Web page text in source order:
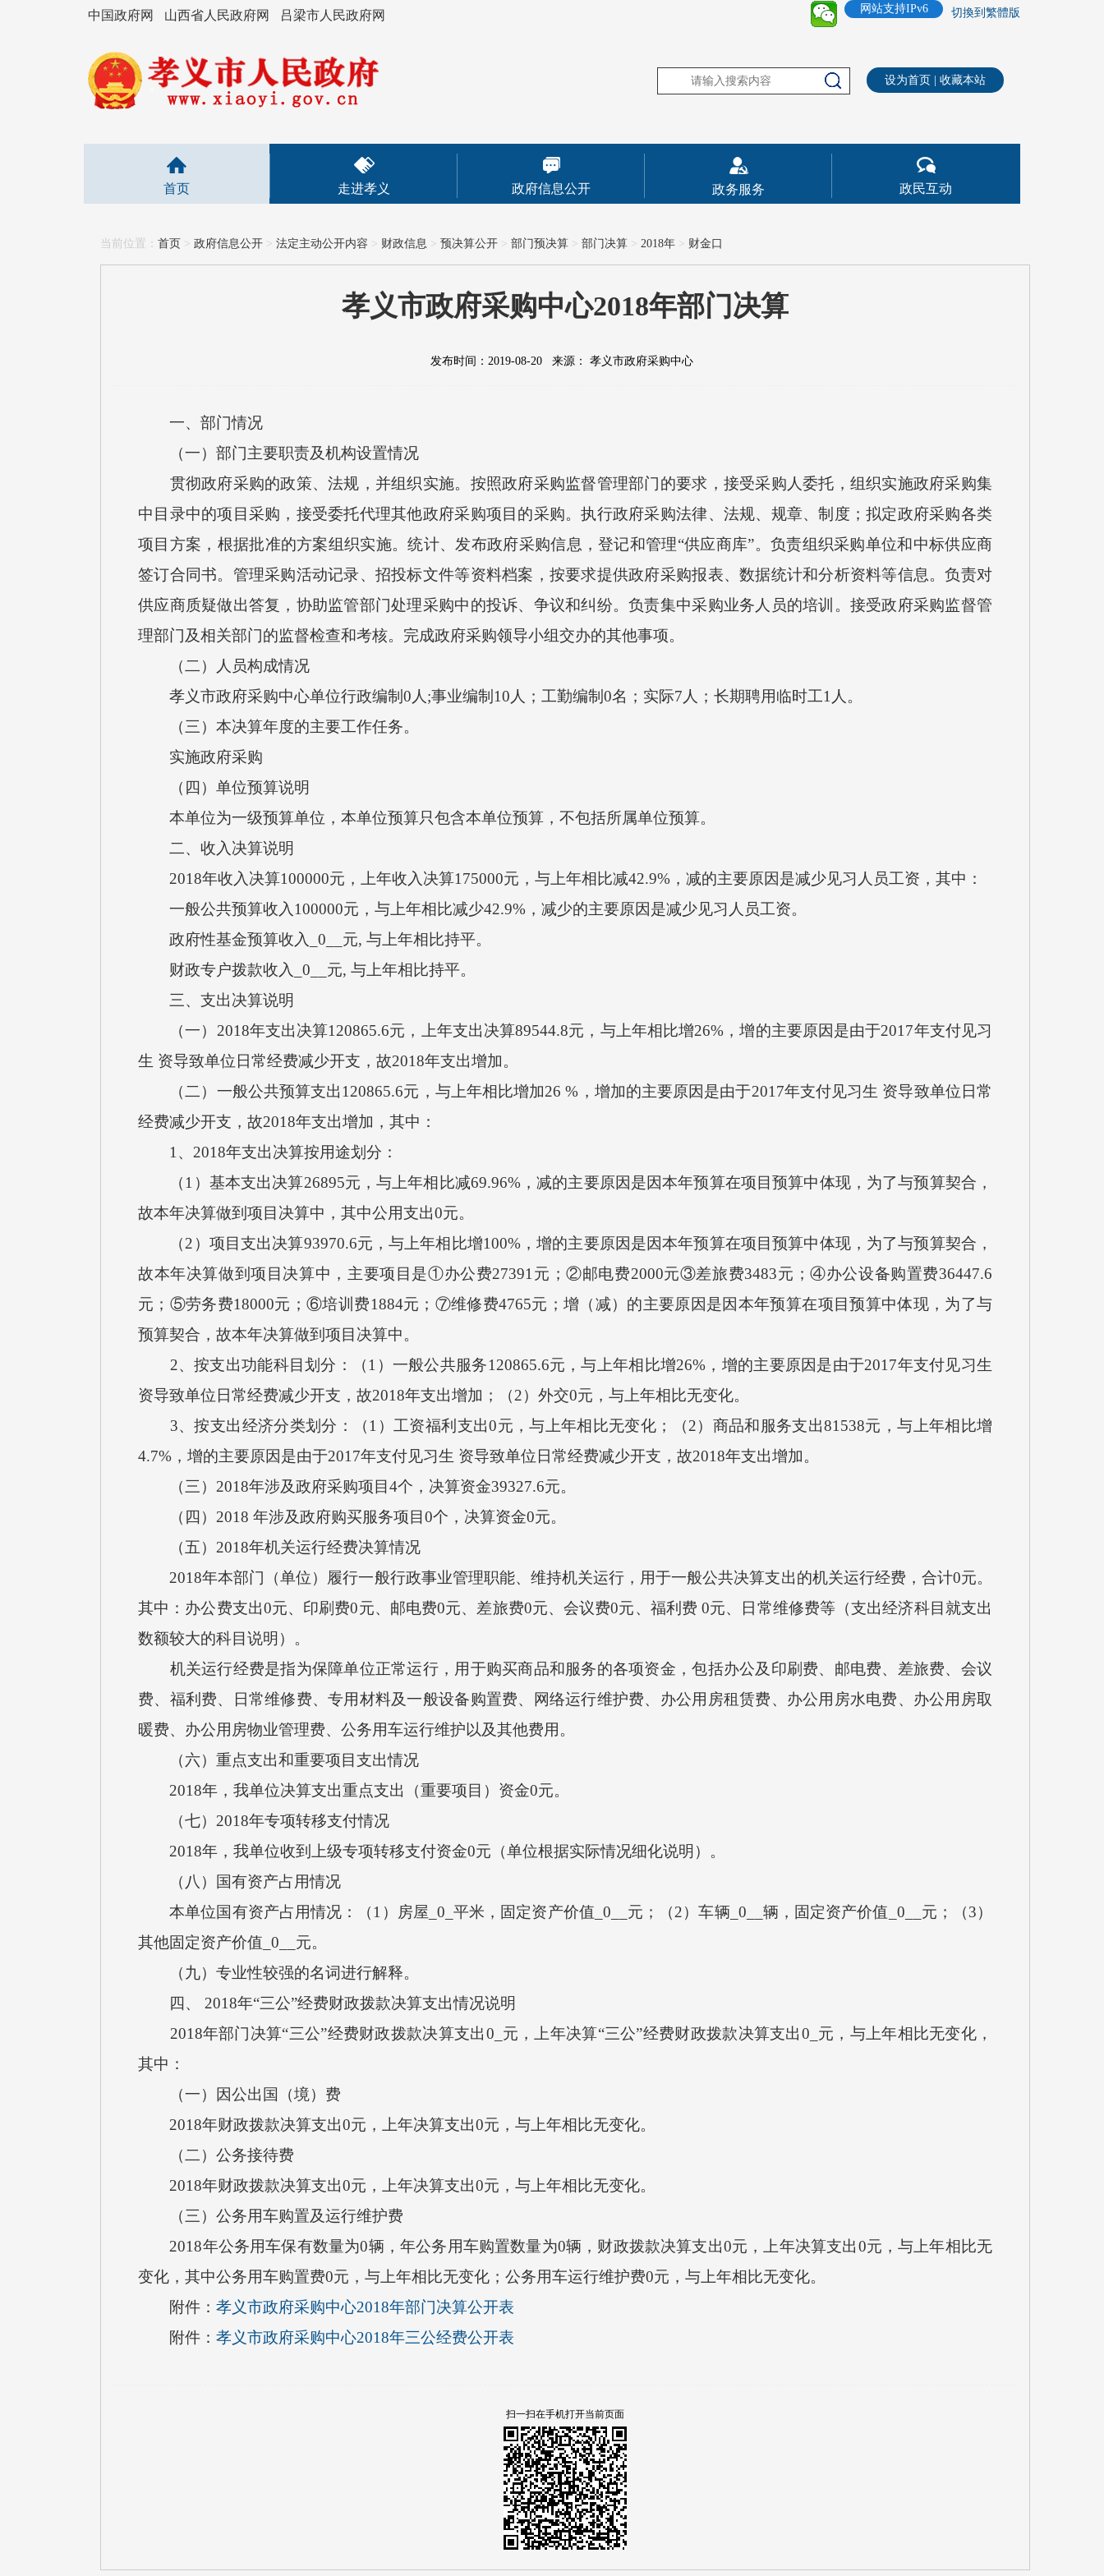
中国政府网 山西省人民政府网 吕梁市人民政府网 切換到繁體版
网站支持IPv6
设为首页 收藏本站
首页 走进孝义 政府信息公开 政务服务 政民互动
当前位置： 首页 > 政府信息公开 > 法定主动公开内容 > 财政信息 > 预决算公开 > 部门预决算 > 部门决算 > 2018年 > 财金口
孝义市政府采购中心2018年部门决算
发布时间：2019-08-20 来源： 孝义市政府采购中心
一、部门情况
（一）部门主要职责及机构设置情况
贯彻政府采购的政策、法规，并组织实施。按照政府采购监督管理部门的要求，接受采购人委托，组织实施政府采购集
中目录中的项目采购，接受委托代理其他政府采购项目的采购。执行政府采购法律、法规、规章、制度；拟定政府采购各类
项目方案，根据批准的方案组织实施。统计、发布政府采购信息，登记和管理“供应商库”。负责组织采购单位和中标供应商
签订合同书。管理采购活动记录、招投标文件等资料档案，按要求提供政府采购报表、数据统计和分析资料等信息。负责对
供应商质疑做出答复，协助监管部门处理采购中的投诉、争议和纠纷。负责集中采购业务人员的培训。接受政府采购监督管
理部门及相关部门的监督检查和考核。完成政府采购领导小组交办的其他事项。
（二）人员构成情况
孝义市政府采购中心单位行政编制0人;事业编制10人；工勤编制0名；实际7人；长期聘用临时工1人。
（三）本决算年度的主要工作任务。
实施政府采购
（四）单位预算说明
本单位为一级预算单位，本单位预算只包含本单位预算，不包括所属单位预算。
二、收入决算说明
2018年收入决算100000元，上年收入决算175000元，与上年相比减42.9%，减的主要原因是减少见习人员工资，其中：
一般公共预算收入100000元，与上年相比减少42.9%，减少的主要原因是减少见习人员工资。
政府性基金预算收入_0__元, 与上年相比持平。
财政专户拨款收入_0__元, 与上年相比持平。
三、支出决算说明
（一）2018年支出决算120865.6元，上年支出决算89544.8元，与上年相比增26%，增的主要原因是由于2017年支付见习
生 资导致单位日常经费减少开支，故2018年支出增加。
（二）一般公共预算支出120865.6元，与上年相比增加26 %，增加的主要原因是由于2017年支付见习生 资导致单位日常
经费减少开支，故2018年支出增加，其中：
1、2018年支出决算按用途划分：
（1）基本支出决算26895元，与上年相比减69.96%，减的主要原因是因本年预算在项目预算中体现，为了与预算契合，
故本年决算做到项目决算中，其中公用支出0元。
（2）项目支出决算93970.6元，与上年相比增100%，增的主要原因是因本年预算在项目预算中体现，为了与预算契合，
故本年决算做到项目决算中，主要项目是①办公费27391元；②邮电费2000元③差旅费3483元；④办公设备购置费36447.6
元；⑤劳务费18000元；⑥培训费1884元；⑦维修费4765元；增（减）的主要原因是因本年预算在项目预算中体现，为了与
预算契合，故本年决算做到项目决算中。
2、按支出功能科目划分：（1）一般公共服务120865.6元，与上年相比增26%，增的主要原因是由于2017年支付见习生
资导致单位日常经费减少开支，故2018年支出增加；（2）外交0元，与上年相比无变化。
3、按支出经济分类划分：（1）工资福利支出0元，与上年相比无变化；（2）商品和服务支出81538元，与上年相比增
4.7%，增的主要原因是由于2017年支付见习生 资导致单位日常经费减少开支，故2018年支出增加。
（三）2018年涉及政府采购项目4个，决算资金39327.6元。
（四）2018 年涉及政府购买服务项目0个，决算资金0元。
（五）2018年机关运行经费决算情况
2018年本部门（单位）履行一般行政事业管理职能、维持机关运行，用于一般公共决算支出的机关运行经费，合计0元。
其中：办公费支出0元、印刷费0元、邮电费0元、差旅费0元、会议费0元、福利费 0元、日常维修费等（支出经济科目就支出
数额较大的科目说明）。
机关运行经费是指为保障单位正常运行，用于购买商品和服务的各项资金，包括办公及印刷费、邮电费、差旅费、会议
费、福利费、日常维修费、专用材料及一般设备购置费、网络运行维护费、办公用房租赁费、办公用房水电费、办公用房取
暖费、办公用房物业管理费、公务用车运行维护以及其他费用。
（六）重点支出和重要项目支出情况
2018年，我单位决算支出重点支出（重要项目）资金0元。
（七）2018年专项转移支付情况
2018年，我单位收到上级专项转移支付资金0元（单位根据实际情况细化说明）。
（八）国有资产占用情况
本单位国有资产占用情况：（1）房屋_0_平米，固定资产价值_0__元；（2）车辆_0__辆，固定资产价值_0__元；（3）
其他固定资产价值_0__元。
（九）专业性较强的名词进行解释。
四、 2018年“三公”经费财政拨款决算支出情况说明
2018年部门决算“三公”经费财政拨款决算支出0_元，上年决算“三公”经费财政拨款决算支出0_元，与上年相比无变化，
其中：
（一）因公出国（境）费
2018年财政拨款决算支出0元，上年决算支出0元，与上年相比无变化。
（二）公务接待费
2018年财政拨款决算支出0元，上年决算支出0元，与上年相比无变化。
（三）公务用车购置及运行维护费
2018年公务用车保有数量为0辆，年公务用车购置数量为0辆，财政拨款决算支出0元，上年决算支出0元，与上年相比无
变化，其中公务用车购置费0元，与上年相比无变化；公务用车运行维护费0元，与上年相比无变化。
附件： 孝义市政府采购中心2018年部门决算公开表
附件： 孝义市政府采购中心2018年三公经费公开表
扫一扫在手机打开当前页面